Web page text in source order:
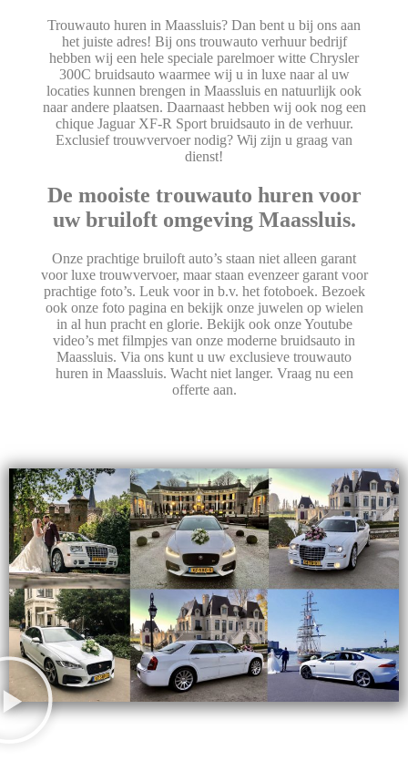
Trouwauto huren in Maassluis? Dan bent u bij ons aan
het juiste adres! Bij ons trouwauto verhuur bedrijf
hebben wij een hele speciale parelmoer witte Chrysler
300C bruidsauto waarmee wij u in luxe naar al uw
locaties kunnen brengen in Maassluis en natuurlijk ook
naar andere plaatsen. Daarnaast hebben wij ook nog een
chique Jaguar XF-R Sport bruidsauto in de verhuur.
Exclusief trouwvervoer nodig? Wij zijn u graag van
dienst!
De mooiste trouwauto huren voor
uw bruiloft omgeving Maassluis.
Onze prachtige bruiloft auto’s staan niet alleen garant
voor luxe trouwvervoer, maar staan evenzeer garant voor
prachtige foto’s. Leuk voor in b.v. het fotoboek. Bezoek
ook onze foto pagina en bekijk onze juwelen op wielen
in al hun pracht en glorie. Bekijk ook onze Youtube
video’s met filmpjes van onze moderne bruidsauto in
Maassluis. Via ons kunt u uw exclusieve trouwauto
huren in Maassluis. Wacht niet langer. Vraag nu een
offerte aan.